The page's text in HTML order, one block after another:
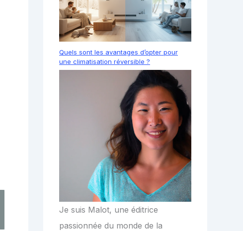
Quels sont les avantages d’opter pour
une climatisation réversible ?
Je suis Malot, une éditrice
passionnée du monde de la